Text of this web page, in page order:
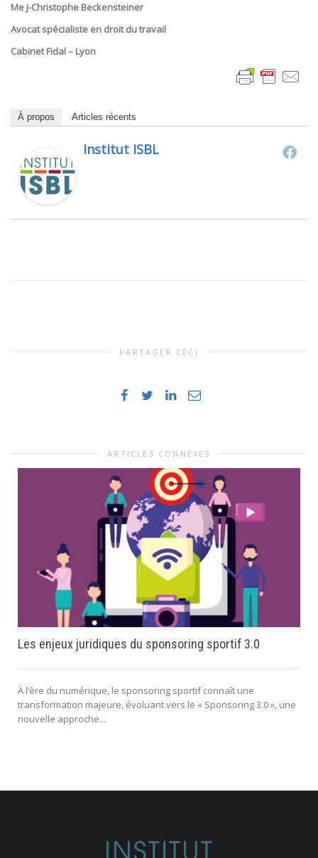
Me J-Christophe Beckensteiner
Avocat spécialiste en droit du travail
Cabinet Fidal – Lyon
À propos Articles récents
Institut ISBL
PARTAGER CECI
ARTICLES CONNEXES
Les enjeux juridiques du sponsoring sportif 3.0
À l’ère du numérique, le sponsoring sportif connaît une
transformation majeure, évoluant vers le « Sponsoring 3.0 », une
nouvelle approche...